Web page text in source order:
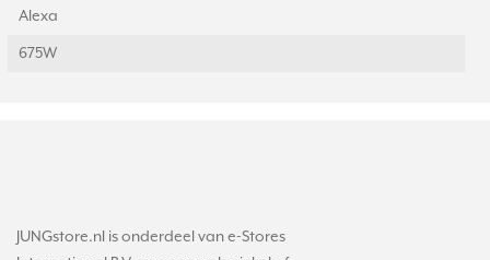
Alexa
675W
JUNGstore.nl is onderdeel van e-Stores